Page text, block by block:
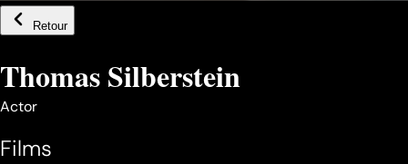
Retour
Thomas Silberstein
Actor
Films